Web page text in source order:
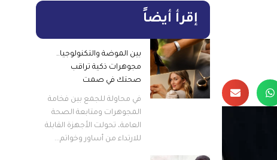
إقرأ أيضاً
بين الموضة والتكنولوجيا..
مجوهرات ذكية تراقب
صحتك في صمت
في محاولة للجمع بين فخامة
المجوهرات ومتابعة الصحة
العامة، تحولت الأجهزة القابلة
للارتداء من أساور وخواتم...